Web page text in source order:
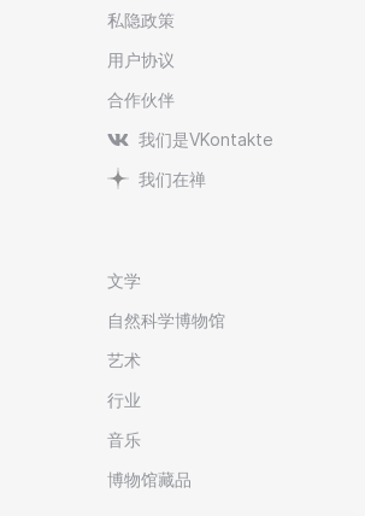
私隐政策
用户协议
合作伙伴
我们是VKontakte
我们在禅
文学
自然科学博物馆
艺术
行业
音乐
博物馆藏品